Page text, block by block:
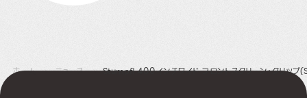
ホーム ニュース Stumpfl 400インチワイド フロントスクリーン･クリッ